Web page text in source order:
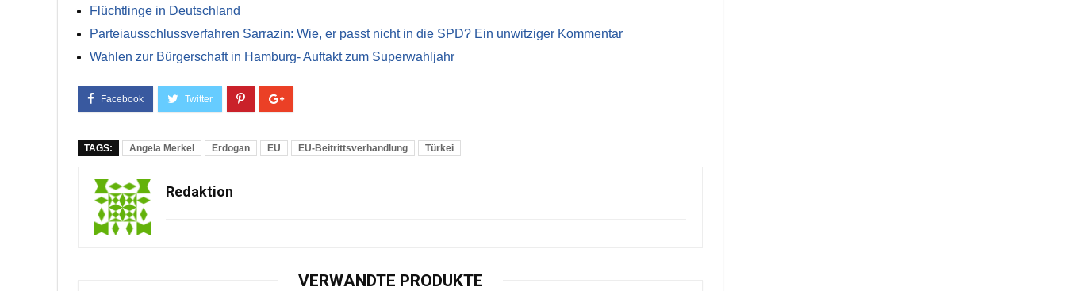
Flüchtlinge in Deutschland
Parteiausschlussverfahren Sarrazin: Wie, er passt nicht in die SPD? Ein unwitziger Kommentar
Wahlen zur Bürgerschaft in Hamburg- Auftakt zum Superwahljahr
TAGS: Angela Merkel Erdogan EU EU-Beitrittsverhandlung Türkei
Redaktion
VERWANDTE PRODUKTE